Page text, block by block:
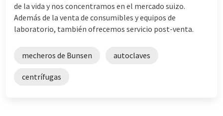
de la vida y nos concentramos en el mercado suizo.
Además de la venta de consumibles y equipos de
laboratorio, también ofrecemos servicio post-venta.
mecheros de Bunsen autoclaves
centrífugas